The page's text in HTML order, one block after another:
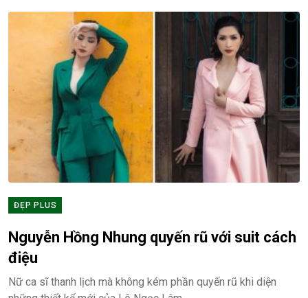
ĐẸP PLUS
Nguyễn Hồng Nhung quyến rũ với suit cách
điệu
Nữ ca sĩ thanh lịch mà không kém phần quyến rũ khi diện